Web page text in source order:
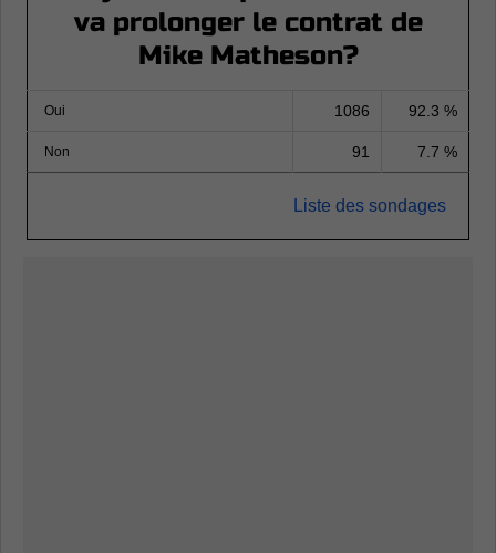
va prolonger le contrat de
Mike Matheson?
Oui 1086 92.3 %
Non 91 7.7 %
Liste des sondages